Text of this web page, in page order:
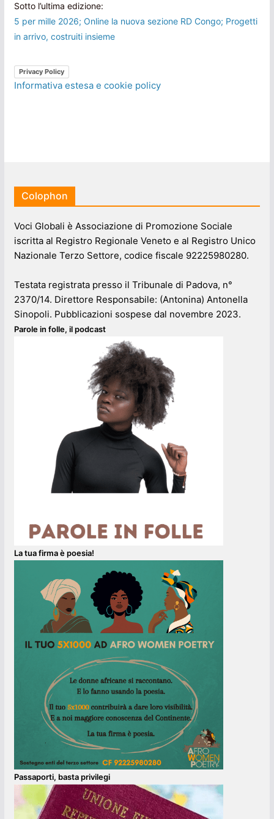
Sotto l’ultima edizione:
5 per mille 2026; Online la nuova sezione RD Congo; Progetti
in arrivo, costruiti insieme
Privacy Policy
Informativa estesa e cookie policy
Colophon
Voci Globali è Associazione di Promozione Sociale
iscritta al Registro Regionale Veneto e al Registro Unico
Nazionale Terzo Settore, codice fiscale 92225980280.
Testata registrata presso il Tribunale di Padova, n°
2370/14. Direttore Responsabile: (Antonina) Antonella
Sinopoli. Pubblicazioni sospese dal novembre 2023.
Parole in folle, il podcast
La tua firma è poesia!
Passaporti, basta privilegi